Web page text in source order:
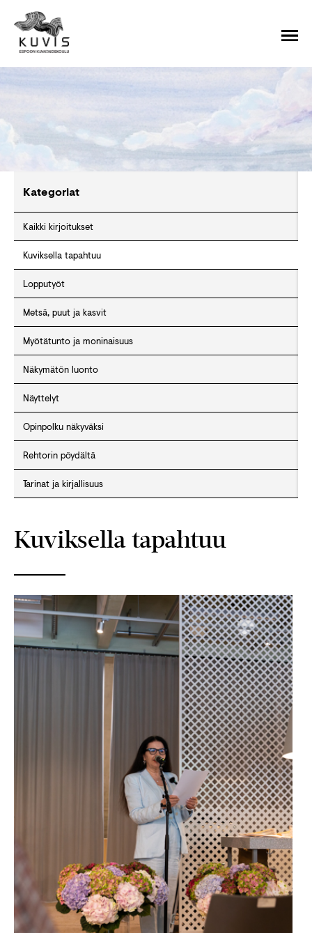
Kategoriat
Kaikki kirjoitukset
Kuviksella tapahtuu
Lopputyöt
Metsä, puut ja kasvit
Myötätunto ja moninaisuus
Näkymätön luonto
Näyttelyt
Opinpolku näkyväksi
Rehtorin pöydältä
Tarinat ja kirjallisuus
Kuviksella tapahtuu